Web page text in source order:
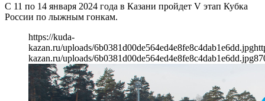
C 11 по 14 января 2024 года в Казани пройдет V этап Кубка
России по лыжным гонкам.
https://kuda-
kazan.ru/uploads/6b0381d00de564ed4e8fe8c4dab1e6dd.jpg
kazan.ru/uploads/6b0381d00de564ed4e8fe8c4dab1e6dd.jpg